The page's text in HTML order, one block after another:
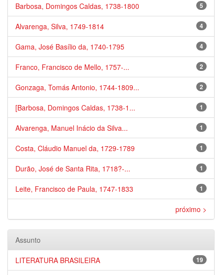
5
Barbosa, Domingos Caldas, 1738-1800
4
Alvarenga, Silva, 1749-1814
4
Gama, José Basílio da, 1740-1795
2
Franco, Francisco de Mello, 1757-...
2
Gonzaga, Tomás Antonio, 1744-1809...
1
[Barbosa, Domingos Caldas, 1738-1...
1
Alvarenga, Manuel Inácio da Silva...
1
Costa, Cláudio Manuel da, 1729-1789
1
Durão, José de Santa Rita, 1718?-...
1
Leite, Francisco de Paula, 1747-1833
próximo >
Assunto
19
LITERATURA BRASILEIRA